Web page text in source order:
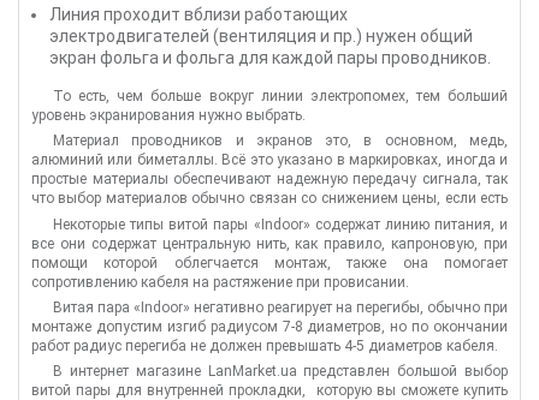
Линия проходит вблизи работающих
электродвигателей (вентиляция и пр.) нужен общий
экран фольга и фольга для каждой пары проводников.
То есть, чем больше вокруг линии электропомех, тем больший
уровень экранирования нужно выбрать.
Материал проводников и экранов это, в основном, медь,
алюминий или биметаллы. Всё это указано в маркировках, иногда и
простые материалы обеспечивают надежную передачу сигнала, так
что выбор материалов обычно связан со снижением цены, если есть
такая возможность.
Некоторые типы витой пары «Indoor» содержат линию питания, и
все они содержат центральную нить, как правило, капроновую, при
помощи которой облегчается монтаж, также она помогает
сопротивлению кабеля на растяжение при провисании.
Витая пара «Indoor» негативно реагирует на перегибы, обычно при
монтаже допустим изгиб радиусом 7-8 диаметров, но по окончании
работ радиус перегиба не должен превышать 4-5 диаметров кабеля.
В интернет магазине LanMarket.ua представлен большой выбор
витой пары для внутренней прокладки, которую вы сможете купить